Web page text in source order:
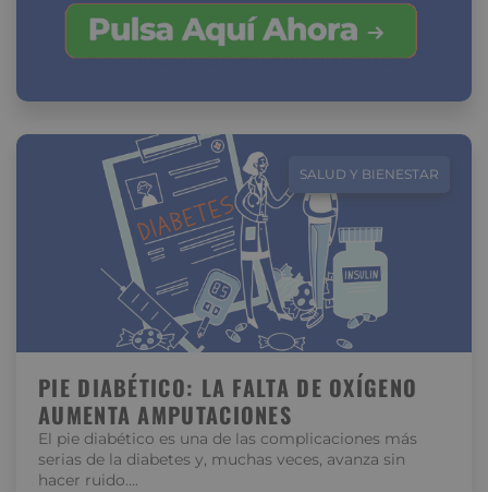
SALUD Y BIENESTAR
PIE DIABÉTICO: LA FALTA DE OXÍGENO
AUMENTA AMPUTACIONES
El pie diabético es una de las complicaciones más
serias de la diabetes y, muchas veces, avanza sin
hacer ruido….